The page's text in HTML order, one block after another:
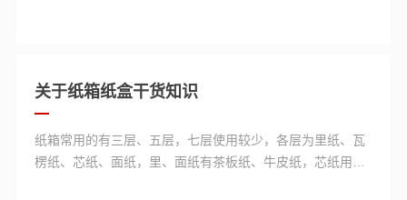
关于纸箱纸盒干货知识
纸箱常用的有三层、五层，七层使用较少，各层为里纸、瓦
楞纸、芯纸、面纸，里、面纸有茶板纸、牛皮纸，芯纸用瓦